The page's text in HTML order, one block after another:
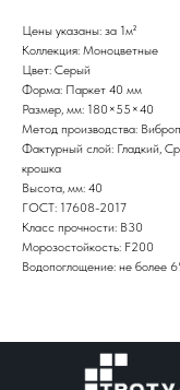
Цены указаны: за 1м²
Коллекция: Моноцветные
Цвет: Серый
Форма: Паркет 40 мм
Размер, мм: 180×55×40
Метод производства:
Фактурный слой: Гладкий,
крошка
Высота, мм: 40
ГОСТ: 17608-2017
Класс прочности: В30
Морозостойкость: F200
Водопоглощение: не более